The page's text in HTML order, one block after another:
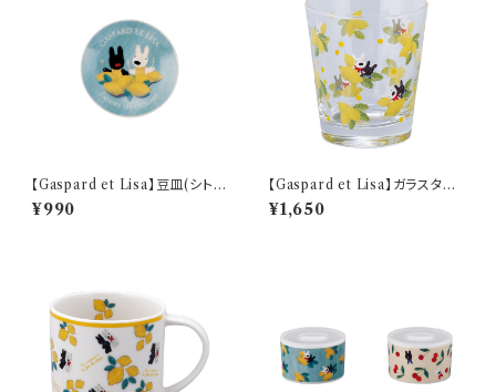
【Gaspard et Lisa】豆皿(シトロ
ン)【LG170】 LG173-333
¥990
【Gaspard et Lisa】ガラスタン
ブラー(シトロン)【LG170】 LG1
73-813
¥1,650